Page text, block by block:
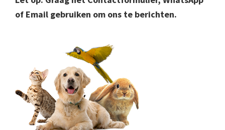
of Email gebruiken om ons te berichten.